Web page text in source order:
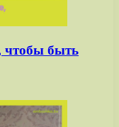
чтобы быть